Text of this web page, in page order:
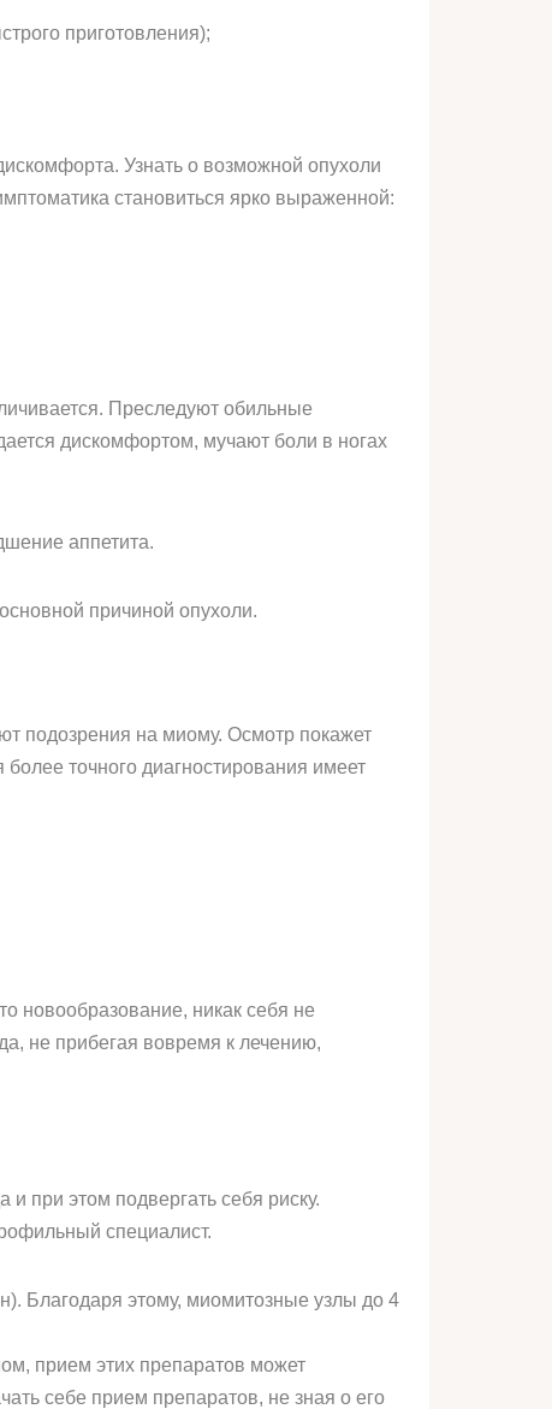
приготовления);
Узнать о возможной опухоли
становиться ярко выраженной:
Преследуют обильные
дискомфортом, мучают боли в ногах
аппетита.
причиной опухоли.
подозрения на миому. Осмотр покажет
точного диагностирования имеет
новообразование, никак себя не
не прибегая вовремя к лечению,
при этом подвергать себя риску.
специалист.
Благодаря этому, миомитозные узлы до 4
прием этих препаратов может
себе прием препаратов, не зная о его